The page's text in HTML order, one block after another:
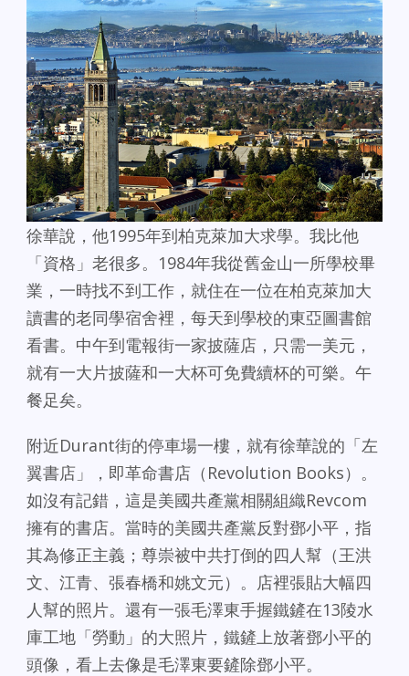
徐華說，他1995年到柏克萊加大求學。我比他
「資格」老很多。1984年我從舊金山一所學校畢
業，一時找不到工作，就住在一位在柏克萊加大
讀書的老同學宿舍裡，每天到學校的東亞圖書館
看書。中午到電報街一家披薩店，只需一美元，
就有一大片披薩和一大杯可免費續杯的可樂。午
餐足矣。
附近Durant街的停車場一樓，就有徐華說的「左
翼書店」，即革命書店（Revolution Books）。
如沒有記錯，這是美國共產黨相關組織Revcom
擁有的書店。當時的美國共產黨反對鄧小平，指
其為修正主義；尊崇被中共打倒的四人幫（王洪
文、江青、張春橋和姚文元）。店裡張貼大幅四
人幫的照片。還有一張毛澤東手握鐵鏟在13陵水
庫工地「勞動」的大照片，鐵鏟上放著鄧小平的
頭像，看上去像是毛澤東要鏟除鄧小平。